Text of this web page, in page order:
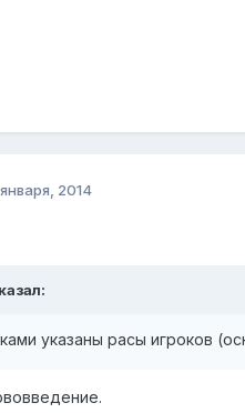
2014
указаны расы игроков